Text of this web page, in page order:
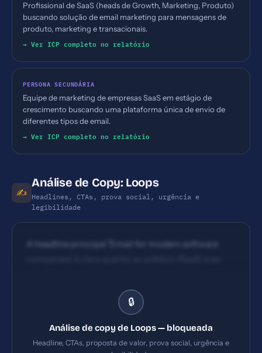
Profissional de SaaS (heads de Growth, Marketing, Produto)
buscando solução de email marketing para mensagens de
produto, marketing e transacionais.
→ Ver ICP completo no relatório
PERSONA SECUNDÁRIA
Equipe de marketing de empresas SaaS em estágio de
crescimento buscando uma plataforma única de envio de
diferentes tipos de email.
→ Ver ICP completo no relatório
✍️
Análise de Copy: Loops
Headlines, CTAs, prova social, urgência e
legibilidade
A headline principal 'Email for modern software
carece de indicação de benefício específico
(economia de tempo, melhoria de entrega,
marketing for modern SaaS companies easy'
reforça facilidade, porém mistura inglês com título
🔒
Análise de copy de Loops — bloqueada
Headline, CTAs, proposta de valor, prova social, urgência e